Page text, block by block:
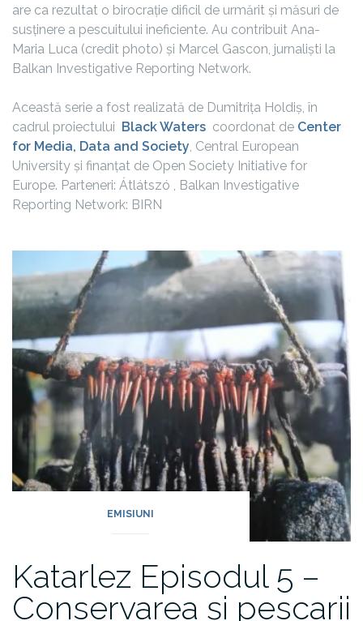
are ca rezultat o birocrație dificil de urmărit și măsuri de
susținere a pescuitului ineficiente. Au contribuit Ana-
Maria Luca (credit photo) și Marcel Gascon, jurnaliști la
Balkan Investigative Reporting Network.
Această serie a fost realizată de Dumitrița Holdiș, în
cadrul proiectului Black Waters coordonat de Center
for Media, Data and Society, Central European
University și finanțat de Open Society Initiative for
Europe. Parteneri: Átlátszó , Balkan Investigative
Reporting Network: BIRN
EMISIUNI
Katarlez Episodul 5 –
Conservarea și pescarii